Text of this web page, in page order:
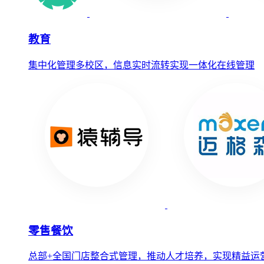
教育
集中化管理多校区，信息实时流转实现一体化在线管理
零售餐饮
总部+全国门店整合式管理，推动人才培养，实现精益运